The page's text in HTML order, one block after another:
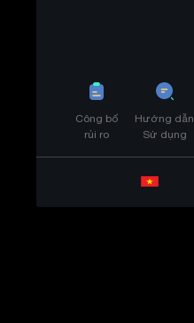
Công bố
rủi ro
Hướng dẫn
Sử dụng